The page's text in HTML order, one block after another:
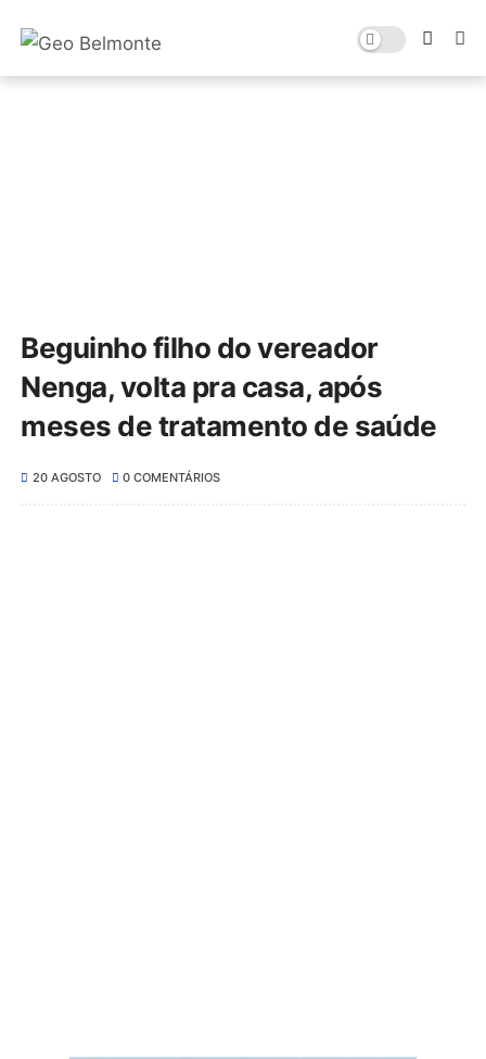
Beguinho filho do vereador
Nenga, volta pra casa, após
meses de tratamento de saúde
20 AGOSTO 0 COMENTÁRIOS